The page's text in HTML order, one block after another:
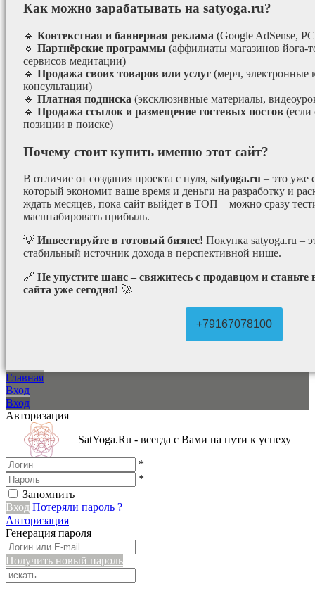
Как можно зарабатывать на satyoga.ru?
🔹 Контекстная и баннерная реклама (Google AdSense,
🔹 Партнёрские программы (аффилиаты магазинов йога-
сервисов медитации)
🔹 Продажа своих товаров или услуг (мерч, электронные
консультации)
🔹 Платная подписка (эксклюзивные материалы,
🔹 Продажа ссылок и размещение гостевых постов (если
позиции в поиске)
Почему стоит купить именно этот сайт?
В отличие от создания проекта с нуля, satyoga.ru – это уже
который экономит ваше время и деньги на разработку и
ждать месяцев, пока сайт выйдет в ТОП – можно сразу
масштабировать прибыль.
💡 Инвестируйте в готовый бизнес! Покупка satyoga.ru –
стабильный источник дохода в перспективной нише.
🔗 Не упустите шанс – свяжитесь с продавцом и
сайта уже сегодня! 🚀
+79167078100
Главная
Вход
Вход
Авторизация
SatYoga.Ru - всегда с Вами на пути к успеху
*
*
Запомнить
Вход Потеряли пароль ?
Авторизация
Генерация пароля
Получить новый пароль